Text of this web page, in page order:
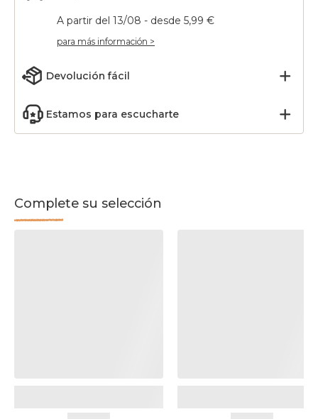
A partir del 13/08 - desde 5,99 €
para más información >
Devolución fácil
Estamos para escucharte
Complete su selección